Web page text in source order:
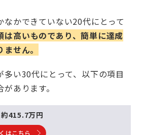
なかできていない20代にとって
は高いものであり、簡単に達成
せん。
多い30代にとって、以下の項目
あります。
約415.7万円
はこちら